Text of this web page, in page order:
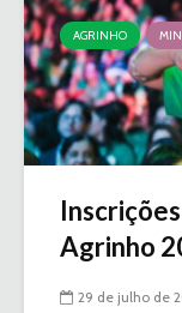
AGRINHO
Agrinho
29 de julho de